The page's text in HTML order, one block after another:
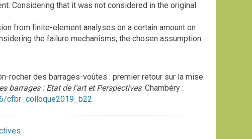
Considering that it was not considered in the original
from finite-element analyses on a certain amount on
the failure mechanisms, the chosen assumption
rocher des barrages-voûtes : premier retour sur la mise
barrages : Etat de l’art et Perspectives. Chambéry :
cfbr_colloque2019_b22